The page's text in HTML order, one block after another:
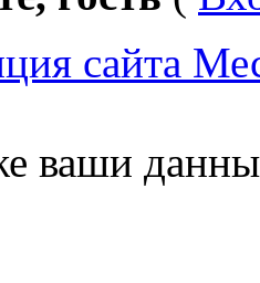
сайта
ваши